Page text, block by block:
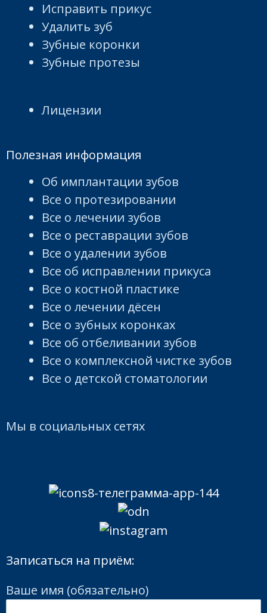
Исправить прикус
Удалить зуб
Зубные коронки
Зубные протезы
Лицензии
Полезная информация
Об имплантации зубов
Все о протезировании
Все о лечении зубов
Все о реставрации зубов
Все о удалении зубов
Все об исправлении прикуса
Все о костной пластике
Все о лечении дёсен
Все о зубных коронках
Все об отбеливании зубов
Все о комплексной чистке зубов
Все о детской стоматологии
Мы в социальных сетях
Записаться на приём:
Ваше имя (обязательно)